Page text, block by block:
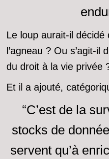
Le loup aurait-il décidé
l’agneau ? Ou s’agit-il
du droit à la vie privée
Et il a ajouté,
“C’est de la
stocks de
servent qu’à